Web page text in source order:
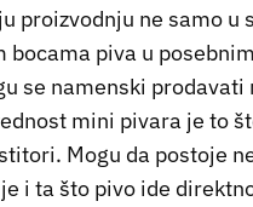
proizvodnju ne samo
bocama piva u
se namenski
mini pivara je to
Mogu da postoje
i ta što pivo ide